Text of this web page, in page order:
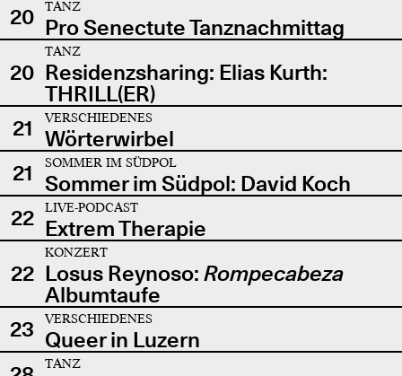
20
TANZ
Pro Senectute Tanznachmittag
20
TANZ
Residenzsharing: Elias Kurth:
THRILL(ER)
21
VERSCHIEDENES
Wörterwirbel
21
SOMMER IM SÜDPOL
Sommer im Südpol: David Koch
22
LIVE-PODCAST
Extrem Therapie
22
KONZERT
Losus Reynoso: Rompecabeza
Albumtaufe
23
VERSCHIEDENES
Queer in Luzern
TANZ